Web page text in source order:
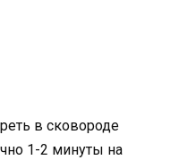
в сковороде
1-2 минуты на